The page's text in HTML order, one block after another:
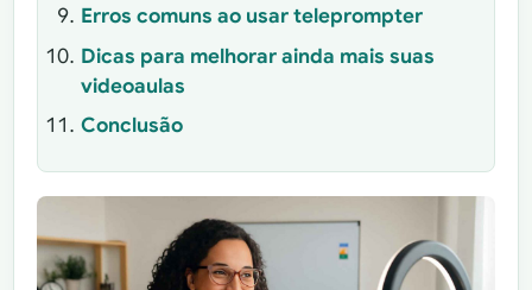
Erros comuns ao usar teleprompter
Dicas para melhorar ainda mais suas
videoaulas
Conclusão